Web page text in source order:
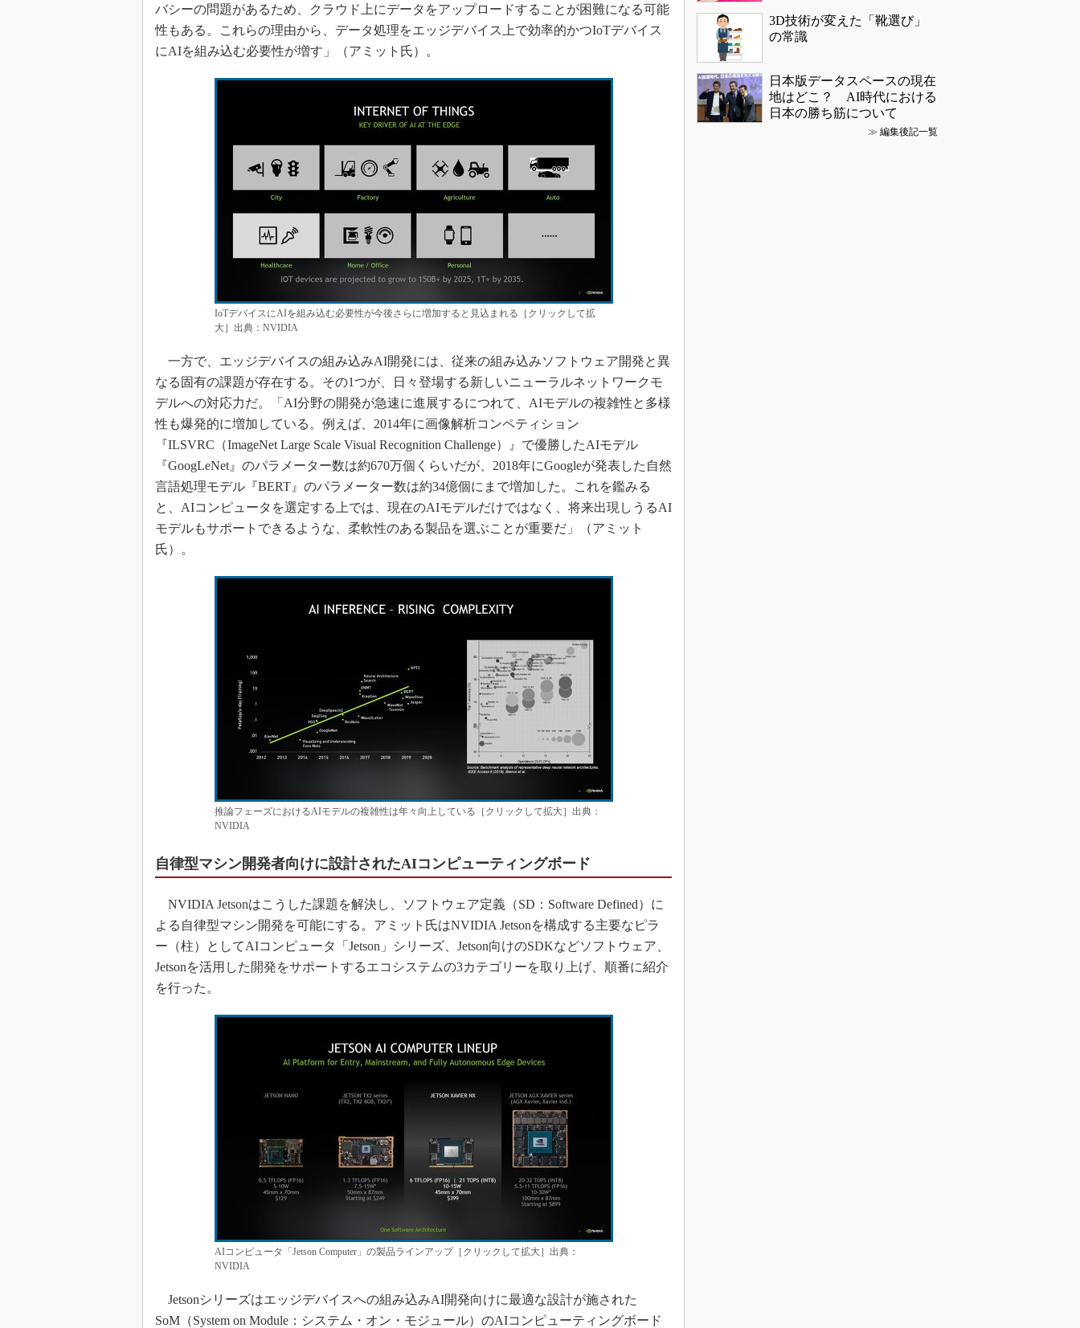
バシーの問題があるため、クラウド上にデータをアップロードすることが困難になる可能
性もある。これらの理由から、データ処理をエッジデバイス上で効率的かつIoTデバイス
にAIを組み込む必要性が増す」（アミット氏）。
IoTデバイスにAIを組み込む必要性が今後さらに増加すると見込まれる［クリックして拡
大］出典：NVIDIA
一方で、エッジデバイスの組み込みAI開発には、従来の組み込みソフトウェア開発と異
なる固有の課題が存在する。その1つが、日々登場する新しいニューラルネットワークモ
デルへの対応力だ。「AI分野の開発が急速に進展するにつれて、AIモデルの複雑性と多様
性も爆発的に増加している。例えば、2014年に画像解析コンペティション
『ILSVRC（ImageNet Large Scale Visual Recognition Challenge）』で優勝したAIモデル
『GoogLeNet』のパラメーター数は約670万個くらいだが、2018年にGoogleが発表した自然
言語処理モデル『BERT』のパラメーター数は約34億個にまで増加した。これを鑑みる
と、AIコンピュータを選定する上では、現在のAIモデルだけではなく、将来出現しうるAI
モデルもサポートできるような、柔軟性のある製品を選ぶことが重要だ」（アミット
氏）。
推論フェーズにおけるAIモデルの複雑性は年々向上している［クリックして拡大］出典：
NVIDIA
自律型マシン開発者向けに設計されたAIコンピューティングボード
NVIDIA Jetsonはこうした課題を解決し、ソフトウェア定義（SD：Software Defined）に
よる自律型マシン開発を可能にする。アミット氏はNVIDIA Jetsonを構成する主要なピラ
ー（柱）としてAIコンピュータ「Jetson」シリーズ、Jetson向けのSDKなどソフトウェア、
Jetsonを活用した開発をサポートするエコシステムの3カテゴリーを取り上げ、順番に紹介
を行った。
AIコンピュータ「Jetson Computer」の製品ラインアップ［クリックして拡大］出典：
NVIDIA
Jetsonシリーズはエッジデバイスへの組み込みAI開発向けに最適な設計が施された
SoM（System on Module：システム・オン・モジュール）のAIコンピューティングボード
3D技術が変えた「靴選び」
の常識
日本版データスペースの現在
地はどこ？ AI時代における
日本の勝ち筋について
≫ 編集後記一覧